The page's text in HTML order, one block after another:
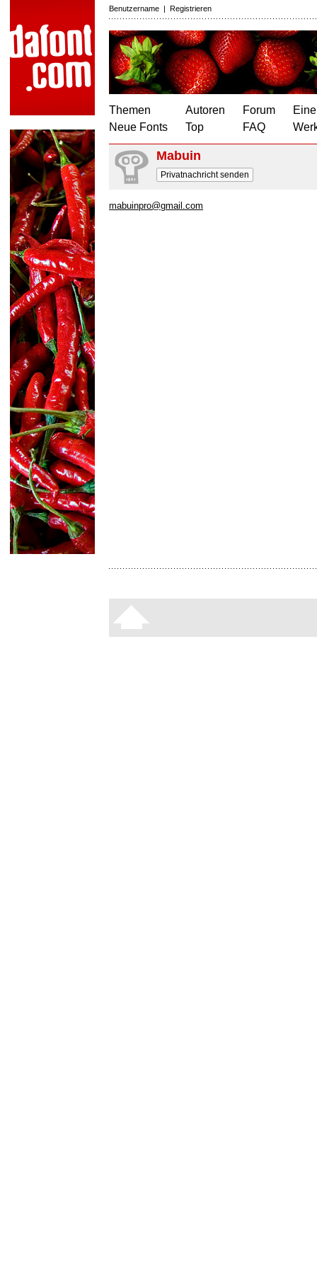
Benutzername | Registrieren
Themen
Neue Fonts
Autoren
Top
Forum
FAQ
Mabuin
Privatnachricht senden
mabuinpro@gmail.com